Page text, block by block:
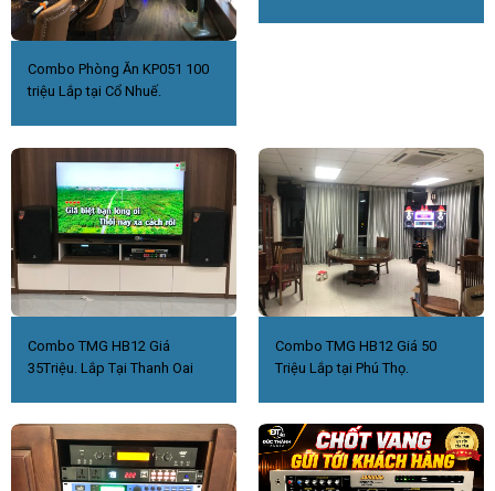
Combo Phòng Ăn KP051 100
triệu Lắp tại Cổ Nhuế.
Combo TMG HB12 Giá
35Triệu. Lắp Tại Thanh Oai
Combo TMG HB12 Giá 50
Triệu Lắp tại Phú Thọ.